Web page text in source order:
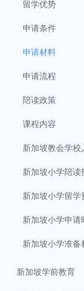
留学优势
申请条件
申请材料
申请流程
陪读政策
课程内容
新加坡教会学校
新加坡小学陪读
新加坡小学留学
新加坡小学申请
新加坡小学准备
新加坡学前教育